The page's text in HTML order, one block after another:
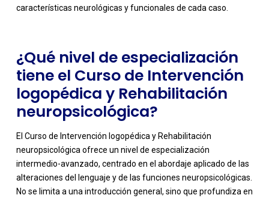
características neurológicas y funcionales de cada caso.
¿Qué nivel de especialización
tiene el Curso de Intervención
logopédica y Rehabilitación
neuropsicológica?
El Curso de Intervención logopédica y Rehabilitación
neuropsicológica ofrece un nivel de especialización
intermedio-avanzado, centrado en el abordaje aplicado de las
alteraciones del lenguaje y de las funciones neuropsicológicas.
No se limita a una introducción general, sino que profundiza en